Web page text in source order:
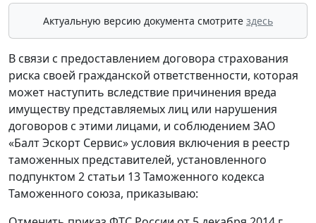
Актуальную версию документа смотрите здесь
В связи с предоставлением договора страхования
риска своей гражданской ответственности, которая
может наступить вследствие причинения вреда
имуществу представляемых лиц или нарушения
договоров с этими лицами, и соблюдением ЗАО
«Балт Эскорт Сервис» условия включения в реестр
таможенных представителей, установленного
подпунктом 2 статьи 13 Таможенного кодекса
Таможенного союза, приказываю: